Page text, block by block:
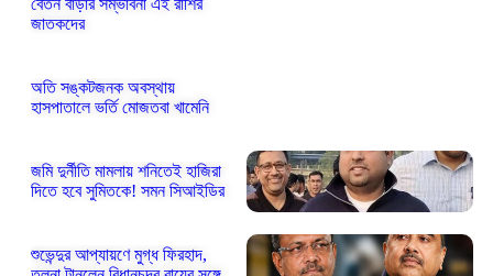
বেতন বাড়ার সম্ভাবনা এই রাশির
জাতকদের
অতি সঙ্কটজনক অবস্থায়
হাসপাতালে ভর্তি মোজতবা খামেনি
জমি দুর্নীতি মামলায় শনিতেই হাজিরা
দিতে হবে সুমিতকে! সমন সিআইডির
শুভেন্দুর আপ্যায়ণে মুগ্ধ ফিরহাদ,